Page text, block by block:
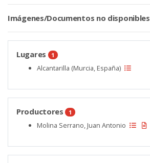
Imágenes/Documentos no disponibles
Lugares 1
Alcantarilla (Murcia, España)
Productores 1
Molina Serrano, Juan Antonio